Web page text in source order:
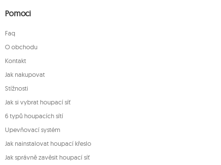
Pomoci
Faq
O obchodu
Kontakt
Jak nakupovat
Stížnosti
Jak si vybrat houpací síť
6 typů houpacích sítí
Upevňovací systém
Jak nainstalovat houpací křeslo
Jak správně zavěsit houpací síť